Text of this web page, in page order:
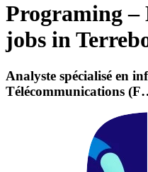
Programing –
jobs in
Analyste spécialisé en
Télécommunications